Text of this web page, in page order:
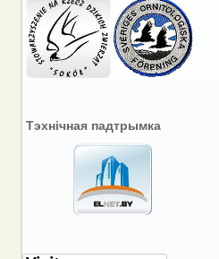
Тэхнічная падтрымка